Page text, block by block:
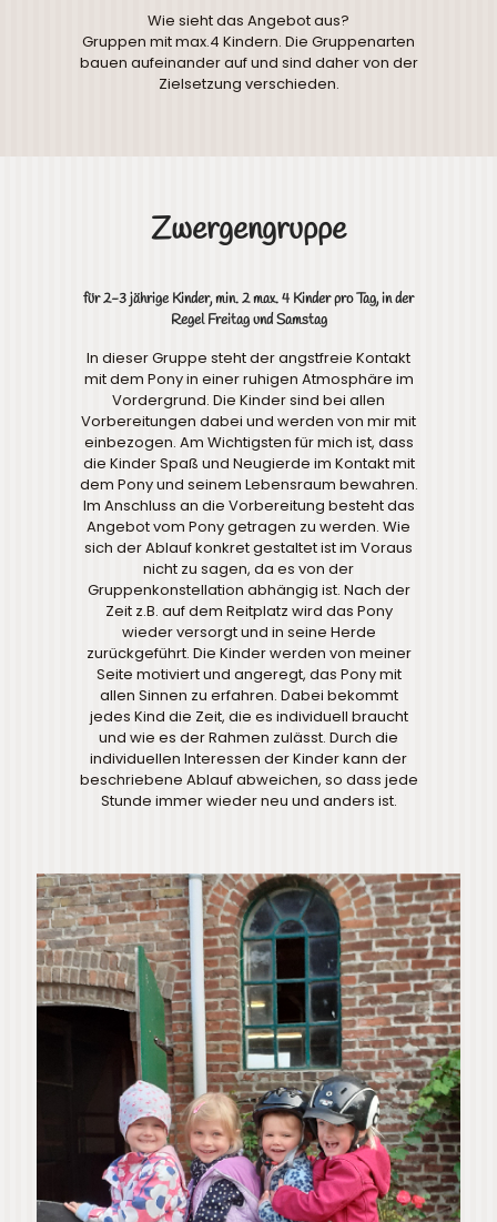
Wie sieht das Angebot aus?
Gruppen mit max.4 Kindern. Die Gruppenarten
bauen aufeinander auf und sind daher von der
Zielsetzung verschieden.
Zwergengruppe
für 2-3 jährige Kinder, min. 2 max. 4 Kinder pro Tag, in der
Regel Freitag und Samstag
In dieser Gruppe steht der angstfreie Kontakt
mit dem Pony in einer ruhigen Atmosphäre im
Vordergrund. Die Kinder sind bei allen
Vorbereitungen dabei und werden von mir mit
einbezogen. Am Wichtigsten für mich ist, dass
die Kinder Spaß und Neugierde im Kontakt mit
dem Pony und seinem Lebensraum bewahren.
Im Anschluss an die Vorbereitung besteht das
Angebot vom Pony getragen zu werden. Wie
sich der Ablauf konkret gestaltet ist im Voraus
nicht zu sagen, da es von der
Gruppenkonstellation abhängig ist. Nach der
Zeit z.B. auf dem Reitplatz wird das Pony
wieder versorgt und in seine Herde
zurückgeführt. Die Kinder werden von meiner
Seite motiviert und angeregt, das Pony mit
allen Sinnen zu erfahren. Dabei bekommt
jedes Kind die Zeit, die es individuell braucht
und wie es der Rahmen zulässt. Durch die
individuellen Interessen der Kinder kann der
beschriebene Ablauf abweichen, so dass jede
Stunde immer wieder neu und anders ist.